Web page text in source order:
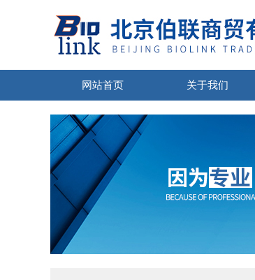
网站首页 关于我们